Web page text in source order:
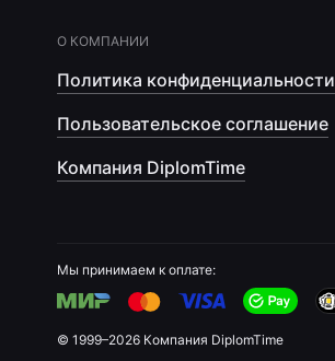
О КОМПАНИИ
Политика конфиденциальности
Пользовательское соглашение
Компания DiplomTime
Мы принимаем к оплате:
© 1999–2026 Компания DiplomTime